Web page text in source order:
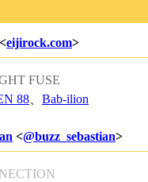
eijirock.com>
FUSE
88 Bab-ilion
<@buzz_sebastian>